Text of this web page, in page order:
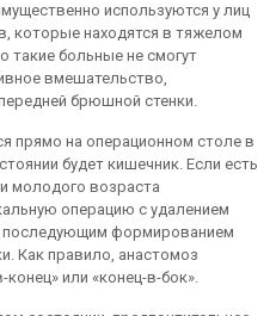
используются у лиц
которые находятся в тяжелом
такие больные не смогут
вмешательство,
брюшной стенки.
прямо на операционном столе в
будет кишечник. Если есть
молодого возраста
операцию с удалением
последующим формированием
Как правило, анастомоз
или «конец-в-бок».